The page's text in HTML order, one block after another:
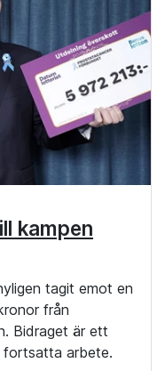
kampen
tagit emot en
från
Bidraget är ett
arbete.